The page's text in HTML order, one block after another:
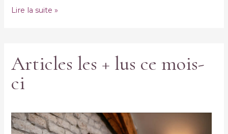
Lire la suite »
Articles les + lus ce mois-
ci